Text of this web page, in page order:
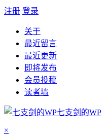
注册 登录
关于
最近留言
最近更新
即将发布
会员投稿
读者墙
七支剑的WP
×